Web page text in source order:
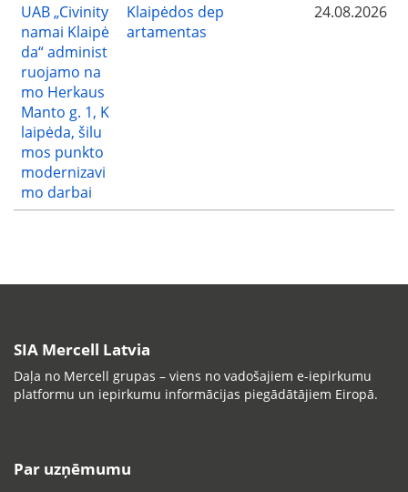
UAB „Civinity
namai Klaipė
da“ administ
ruojamo na
mo Herkaus
Manto g. 1, K
laipėda, šilu
mos punkto
modernizavi
mo darbai
Klaipėdos dep
artamentas
24.08.2026
SIA Mercell Latvia
Daļa no Mercell grupas – viens no vadošajiem e-iepirkumu
platformu un iepirkumu informācijas piegādātājiem Eiropā.
Par uzņēmumu